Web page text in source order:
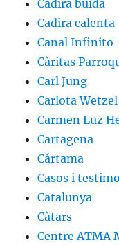
Cadira buida
Cadira calenta
Canal Infinito
Càritas
Carl Jung
Carlota Wetzel
Carmen Luz
Cartagena
Cártama
Casos i
Catalunya
Càtars
Centre ATMA